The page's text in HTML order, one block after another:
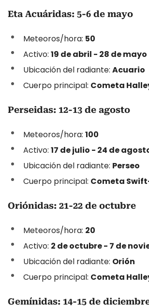
Eta Acuáridas: 5-6 de mayo
Meteoros/hora: 50
Activo: 19 de abril - 28 de mayo
Ubicación del radiante: Acuario
Cuerpo principal: Cometa
Perseidas: 12-13 de agosto
Meteoros/hora: 100
Activo: 17 de julio - 24 de
Ubicación del radiante: Perseo
Cuerpo principal: Cometa
Oriónidas: 21-22 de octubre
Meteoros/hora: 20
Activo: 2 de octubre - 7 de
Ubicación del radiante: Orión
Cuerpo principal: Cometa
Gemínidas: 14-15 de